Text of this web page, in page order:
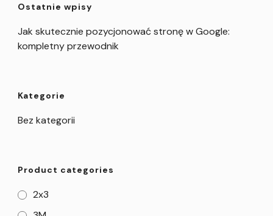
Ostatnie wpisy
Jak skutecznie pozycjonować stronę w Google:
kompletny przewodnik
Kategorie
Bez kategorii
Product categories
2x3